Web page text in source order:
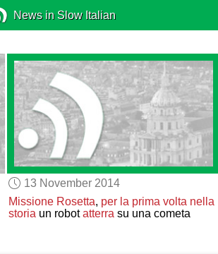
News in Slow Italian
13 November 2014
Missione Rosetta, per la prima volta nella
storiaun robotatterrasu una cometa